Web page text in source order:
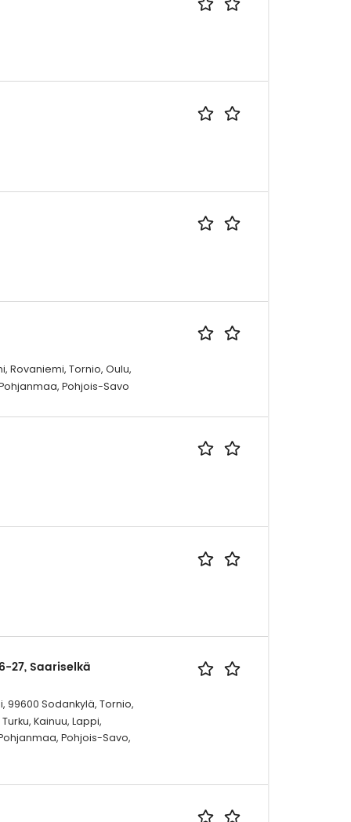
Rovaniemi, Tornio, Oulu,
Pohjois-Savo
27, Saariselkä
99600 Sodankylä, Tornio,
Kainuu, Lappi,
Pohjois-Savo,